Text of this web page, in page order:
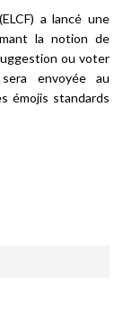
a lancé une
la notion de
ou voter
envoyée au
émojis standards